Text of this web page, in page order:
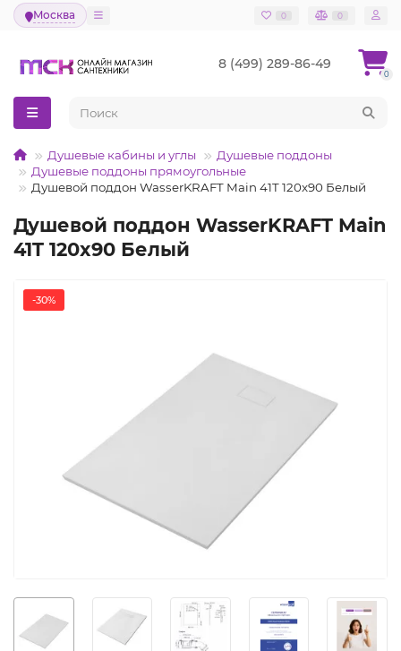
Москва 0 0
8 (499) 289-86-49
0
Душевые кабины и углы
Душевые поддоны
Душевые поддоны прямоугольные
Душевой поддон WasserKRAFT Main 41T 120x90 Белый
Душевой поддон WasserKRAFT Main
41T 120x90 Белый
-30%